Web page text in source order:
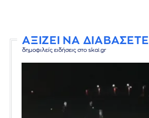
ΑΞΙΖΕΙ ΝΑ ΔΙΑΒΑΣΕΤΕ
δημοφιλείς ειδήσεις στο skai.gr